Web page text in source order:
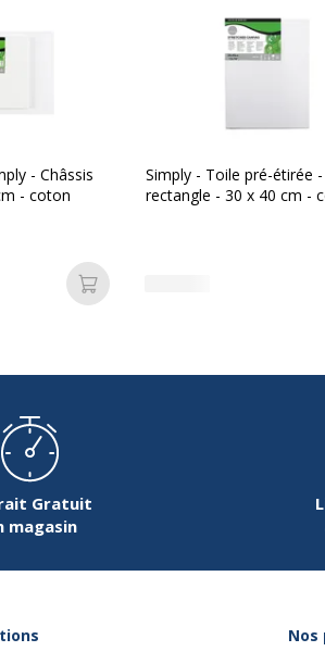
- Châssis
- coton
Ajouter au panier
Simply - Toile pré-étirée -
rectangle - 30 x 40 cm -
Gratuit
magasin
Nos